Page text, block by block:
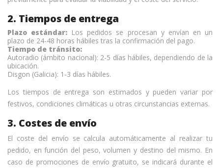
2. Tiempos de entrega
Plazo estándar: Los pedidos se procesan y envían en un
plazo de 24-48 horas hábiles tras la confirmación del pago.
Tiempo de tránsito:
Autoradio (ámbito nacional): 2-5 días hábiles, dependiendo de la
ubicación.
Disgon (Galicia): 1-3 días hábiles.
Los tiempos de entrega son estimados y pueden variar por
festivos, condiciones climáticas u otras circunstancias externas.
3. Costes de envío
El coste del envío se calcula automáticamente al realizar tu
pedido, en función del peso, volumen y destino del mismo. En
caso de promociones de envío gratuito, se indicará durante el